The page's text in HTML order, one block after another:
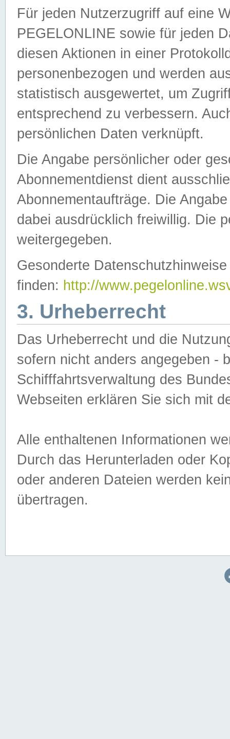
Für jeden Nutzerzugriff auf eine
PEGELONLINE sowie für jeden
diesen Aktionen in einer
personenbezogen und werden
statistisch ausgewertet, um
entsprechend zu verbessern.
persönlichen Daten verknüpft.
Die Angabe persönlicher oder
Abonnementdienst dient
Abonnementaufträge. Die
dabei ausdrücklich freiwillig. Die
weitergegeben.
Gesonderte
finden: http://
3. Urheberrecht
Das Urheberrecht und die
sofern nicht anders angegeben -
Schifffahrtsverwaltung des
Webseiten erklären Sie sich mit
Alle enthaltenen Informationen
Durch das Herunterladen oder
oder anderen Dateien werden
übertragen.